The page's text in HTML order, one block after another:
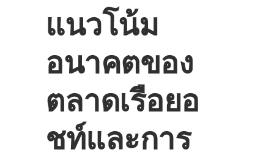
แนวโน้ม
อนาคตของ
ตลาดเรือยอ
ชท์และการ